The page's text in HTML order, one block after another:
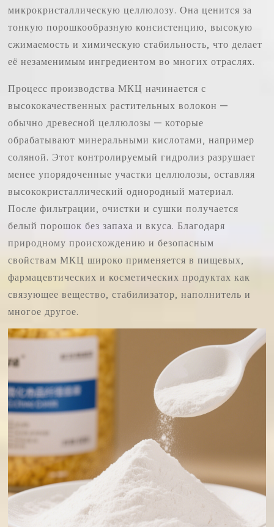
микрокристаллическую целлюлозу. Она ценится за
тонкую порошкообразную консистенцию, высокую
сжимаемость и химическую стабильность, что делает
её незаменимым ингредиентом во многих отраслях.
Процесс производства МКЦ начинается с
высококачественных растительных волокон —
обычно древесной целлюлозы — которые
обрабатывают минеральными кислотами, например
соляной. Этот контролируемый гидролиз разрушает
менее упорядоченные участки целлюлозы, оставляя
высококристаллический однородный материал.
После фильтрации, очистки и сушки получается
белый порошок без запаха и вкуса. Благодаря
природному происхождению и безопасным
свойствам МКЦ широко применяется в пищевых,
фармацевтических и косметических продуктах как
связующее вещество, стабилизатор, наполнитель и
многое другое.